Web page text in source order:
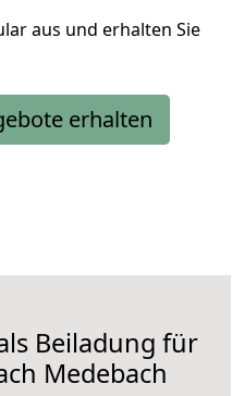
aus und erhalten Sie
erhalten
Beiladung für
Medebach